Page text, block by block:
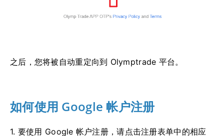
之后，您将被自动重定向到 Olymptrade 平台。
如何使用 Google 帐户注册
1. 要使用 Google 帐户注册，请点击注册表单中的相应